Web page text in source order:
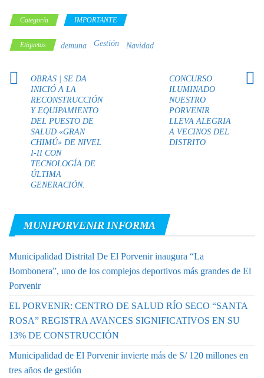
Categoría IMPORTANTE
Etiquetas demuna Gestión Navidad
OBRAS | SE DA
INICIÓ A LA
RECONSTRUCCIÓN
Y EQUIPAMIENTO
DEL PUESTO DE
SALUD «GRAN
CHIMÚ» DE NIVEL
I-II CON
TECNOLOGÍA DE
ÚLTIMA
GENERACIÓN.
CONCURSO
ILUMINADO
NUESTRO
PORVENIR
LLEVA ALEGRIA
A VECINOS DEL
DISTRITO
MUNIPORVENIR INFORMA
Municipalidad Distrital De El Porvenir inaugura “La
Bombonera”, uno de los complejos deportivos más grandes de El
Porvenir
EL PORVENIR: CENTRO DE SALUD RÍO SECO “SANTA
ROSA” REGISTRA AVANCES SIGNIFICATIVOS EN SU
13% DE CONSTRUCCIÓN
Municipalidad de El Porvenir invierte más de S/ 120 millones en
tres años de gestión